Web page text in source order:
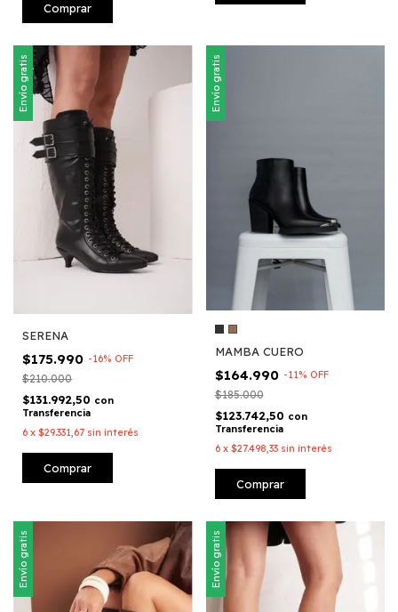
Comprar
Envío gratis
SERENA
$175.990 -16% OFF
$210.000
$131.992,50 con
Transferencia
6 x $29.331,67 sin interés
Comprar
Envío gratis
MAMBA CUERO
$164.990 -11% OFF
$185.000
$123.742,50 con
Transferencia
6 x $27.498,33 sin interés
Comprar
Envío gratis Envío gratis